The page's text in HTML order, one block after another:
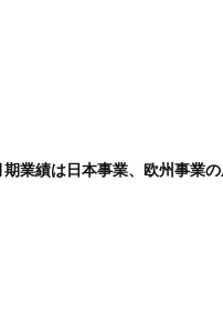
業績は日本事業、欧州事業の